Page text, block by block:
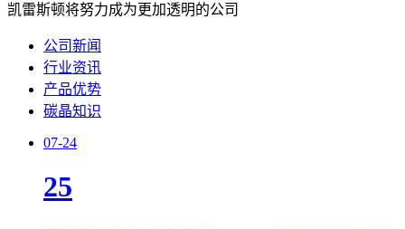
凯雷斯顿将努力成为更加透明的公司
公司新闻
行业资讯
产品优势
碳晶知识
07-24
25